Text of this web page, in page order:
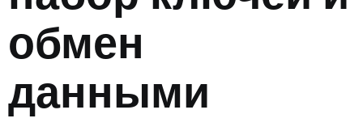
обмен
данными